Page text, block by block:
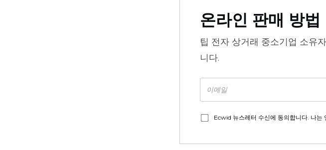
온라인 판매 방법
팁 전자 상거래 중소기업 소유
니다.
Ecwid 뉴스레터 수신에 동의합니다. 나는